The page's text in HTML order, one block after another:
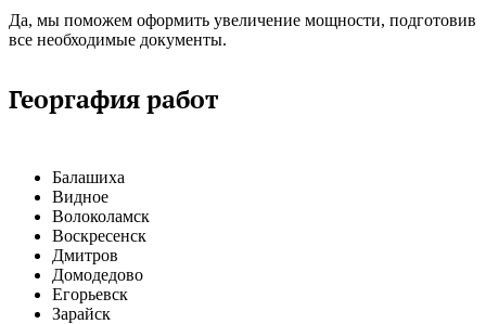
Да, мы поможем оформить увеличение мощности, подготовив
все необходимые документы.
Георгафия работ
Балашиха
Видное
Волоколамск
Воскресенск
Дмитров
Домодедово
Егорьевск
Зарайск